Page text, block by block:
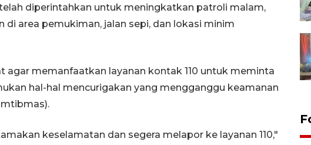
diperintahkan untuk meningkatkan patroli malam,
di area pemukiman, jalan sepi, dan lokasi minim
agar memanfaatkan layanan kontak 110 untuk meminta
hal-hal mencurigakan yang mengganggu keamanan
keselamatan dan segera melapor ke layanan 110,"